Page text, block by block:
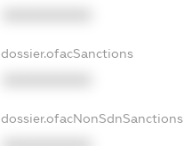
dossier.ofacSanctions
dossier.ofacNonSdnSanctions